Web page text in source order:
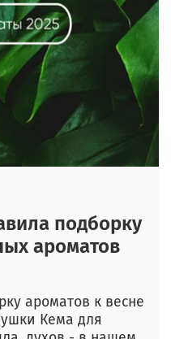
подборку
ароматов
ароматов к весне
Кема для